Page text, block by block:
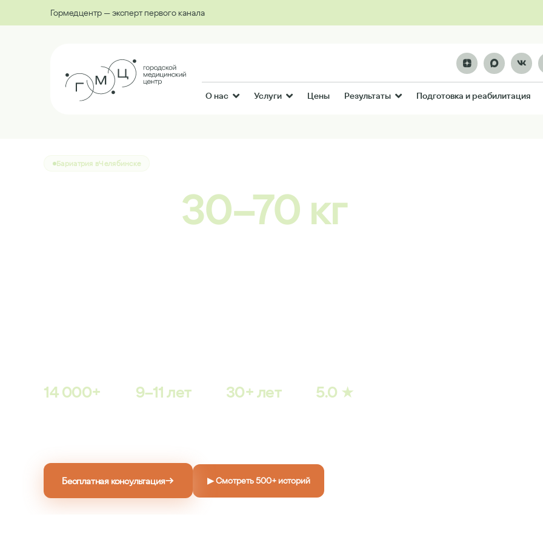
Гормедцентр — эксперт первого канала
О нас Услуги Цены Результаты Подготовка и реабилитация
Бариатрия вЧелябинске
30–70 кг
14 000+ 9–11 лет 30+ лет 5.0 ★
Бесплатная консультация→ ▶ Смотреть 500+ историй